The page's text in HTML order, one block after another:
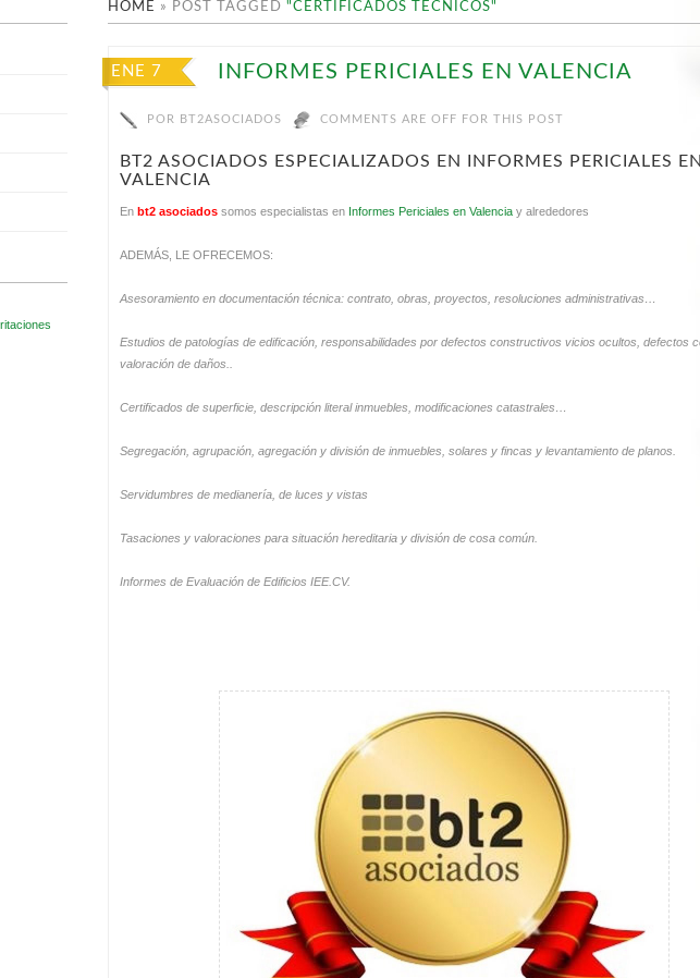
HOME » POST TAGGED"CERTIFICADOS TECNICOS"
ENE 7 INFORMES PERICIALES EN VALENCIA
POR BT2ASOCIADOS COMMENTS ARE OFF FOR THIS POST
BT2 ASOCIADOS ESPECIALIZADOS EN INFORMES PERICIALES EN
VALENCIA
Enbt2 asociados somos especialistas en Informes Periciales en Valencia y alrededores
ADEMÁS, LE OFRECEMOS:
Asesoramiento en documentación técnica: contrato, obras, proyectos, resoluciones administrativas…
Estudios de patologías de edificación, responsabilidades por defectos constructivos vicios ocultos, defectos
valoración de daños..
Certificados de superficie, descripción literal inmuebles, modificaciones catastrales…
Segregación, agrupación, agregación y división de inmuebles, solares y fincas y levantamiento de planos.
Servidumbres de medianería, de luces y vistas
Tasaciones y valoraciones para situación hereditaria y división de cosa común.
Informes de Evaluación de Edificios IEE.CV.